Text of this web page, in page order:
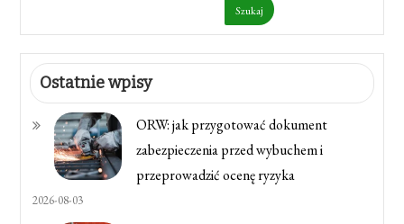
Szukaj
Ostatnie wpisy
ORW: jak przygotować dokument
zabezpieczenia przed wybuchem i
przeprowadzić ocenę ryzyka
2026-08-03